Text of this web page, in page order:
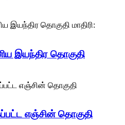
இயந்திர தொகுதி
எஞ்சின் தொகுதி